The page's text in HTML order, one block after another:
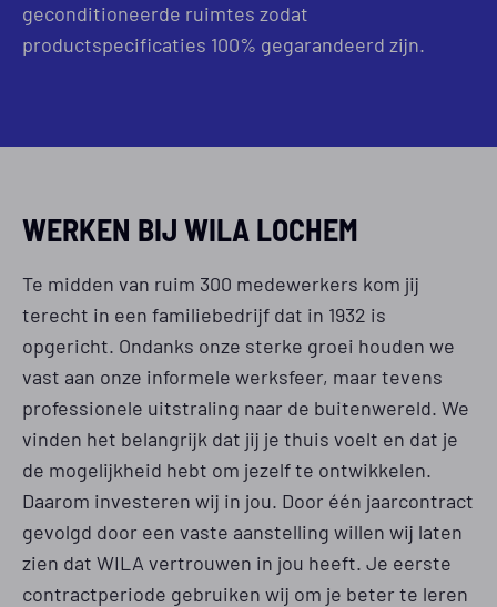
geconditioneerde ruimtes zodat
productspecificaties 100% gegarandeerd zijn.
WERKEN BIJ WILA LOCHEM
Te midden van ruim 300 medewerkers kom jij
terecht in een familiebedrijf dat in 1932 is
opgericht. Ondanks onze sterke groei houden we
vast aan onze informele werksfeer, maar tevens
professionele uitstraling naar de buitenwereld. We
vinden het belangrijk dat jij je thuis voelt en dat je
de mogelijkheid hebt om jezelf te ontwikkelen.
Daarom investeren wij in jou. Door één jaarcontract
gevolgd door een vaste aanstelling willen wij laten
zien dat WILA vertrouwen in jou heeft. Je eerste
contractperiode gebruiken wij om je beter te leren